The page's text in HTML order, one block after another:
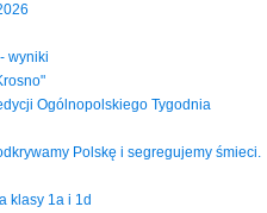
wyniki
Ogólnopolskiego Tygodnia
Polskę i segregujemy śmieci.
klasy 1a i 1d